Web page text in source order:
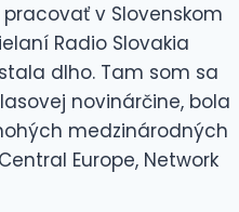
v Slovenskom
Radio Slovakia
dlho. Tam som sa
novinárčine, bola
medzinárodných
Europe, Network